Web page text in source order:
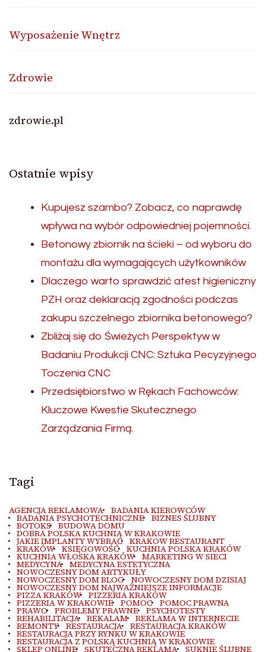
Wyposażenie Wnętrz
Zdrowie
zdrowie.pl
Ostatnie wpisy
Kupujesz szambo? Zobacz, co naprawdę
wpływa na wybór odpowiedniej pojemności.
Betonowy zbiornik na ścieki – od wyboru do
montażu dla wymagających użytkowników
Dlaczego warto sprawdzić atest higieniczny
PZH oraz deklaracją zgodności podczas
zakupu szczelnego zbiornika betonowego?
Zbliżaj się do Świeżych Perspektyw w
Badaniu Produkcji CNC: Sztuka Pecyzyjnego
Toczenia CNC
Przedsiębiorstwo w Rękach Fachowców:
Kluczowe Kwestie Skutecznego
Zarządzania Firmą.
Tagi
AGENCJA REKLAMOWA BADANIA KIEROWCÓW
BADANIA PSYCHOTECHNICZNE BIZNES ŚLUBNY
BOTOKS BUDOWA DOMU
DOBRA POLSKA KUCHNIA W KRAKOWIE
JAKIE IMPLANTY WYBRAĆ KRAKOW RESTAURANT
KRAKÓW KSIĘGOWOŚĆ KUCHNIA POLSKA KRAKÓW
KUCHNIA WŁOSKA KRAKÓW MARKETING W SIECI
MEDYCYNA MEDYCYNA ESTETYCZNA
NOWOCZESNY DOM ARTYKUŁY
NOWOCZESNY DOM BLOG NOWOCZESNY DOM DZISIAJ
NOWOCZESNY DOM NAJWAŻNIEJSZE INFORMACJE
PIZZA KRAKÓW PIZZERIA KRAKÓW
PIZZERIA W KRAKOWIE POMOC POMOC PRAWNA
PRAWO PROBLEMY PRAWNE PSYCHOTESTY
REHABILITACJA REKALAM REKLAMA W INTERNECIE
REMONTY RESTAURACJA RESTAURACJA KRAKÓW
RESTAURACJA PRZY RYNKU W KRAKOWIE
RESTAURACJA Z POLSKĄ KUCHNIĄ W KRAKOWIE
SKLEP ONLINE SKUTECZNA REKLAMA SUKNIE ŚLUBNE